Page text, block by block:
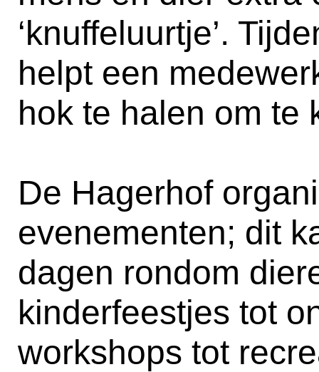
‘knuffeluurtje’.
helpt een
hok te halen om te
De Hagerhof
evenementen; dit
dagen rondom
kinderfeestjes tot
workshops tot